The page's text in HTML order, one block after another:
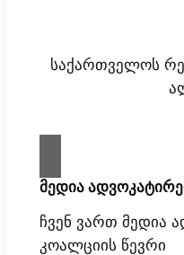
საქართველოს
მედია
ჩვენ ვართ მედია
კოალციის წევრი